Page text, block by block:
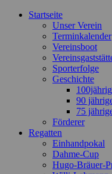
Startseite
Unser Verein
Terminkalender
Vereinsboot
Sporterfolge
Geschichte
90
75
Förderer
Regatten
Einhandpokal
Dahme-Cup
Hugo-Bräuer-